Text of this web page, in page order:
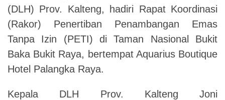
(DLH) Prov. Kalteng, hadiri Rapat Koordinasi
(Rakor) Penertiban Penambangan Emas
Tanpa Izin (PETI) di Taman Nasional Bukit
Baka Bukit Raya, bertempat Aquarius Boutique
Hotel Palangka Raya.
Kepala DLH Prov. Kalteng Joni